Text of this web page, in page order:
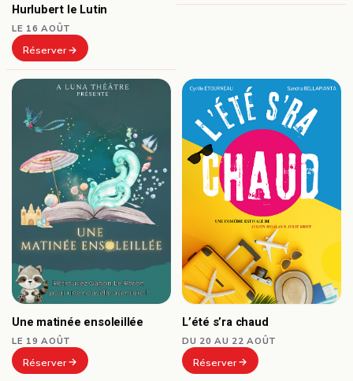
Hurlubert le Lutin
LE 16 AOÛT
Réserver
Une matinée ensoleillée
LE 19 AOÛT
Réserver
L’été s’ra chaud
DU 20 AU 22 AOÛT
Réserver